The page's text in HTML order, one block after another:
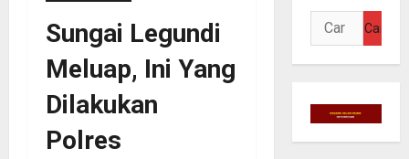
Sungai Legundi
Meluap, Ini Yang
Dilakukan
Polres
Cari
untuk: